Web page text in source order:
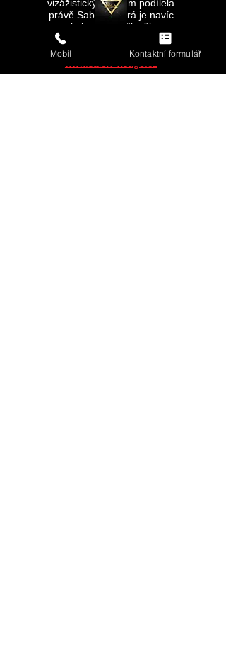
vizážistickým umem podílela
právě Sabina, která je navíc
velmi pozitivní člověk.
kadeřnice, vizážistka,
poradenství
Mobil Kontaktní formulář